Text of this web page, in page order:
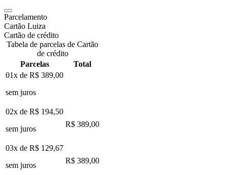
Parcelamento
Cartão Luiza
Cartão de crédito
Tabela de parcelas de Cartão
de crédito
Parcelas
Total
01x de R$ 389,00
sem juros
02x de R$ 194,50
sem juros
R$ 389,00
03x de R$ 129,67
sem juros
R$ 389,00